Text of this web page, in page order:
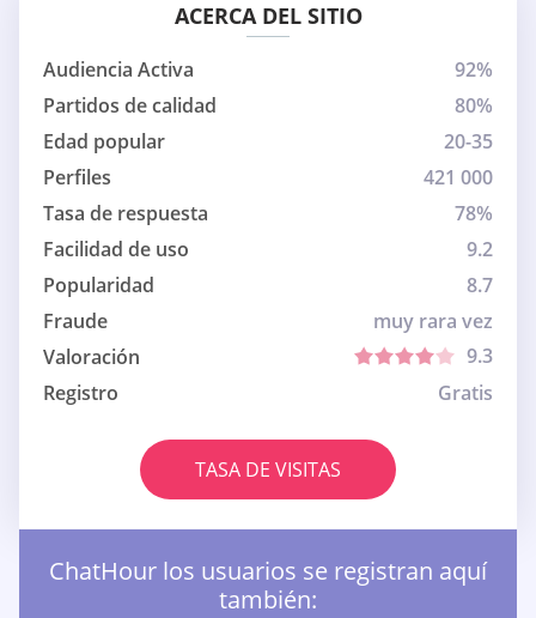
ACERCA DEL SITIO
Audiencia Activa
92%
Partidos de calidad
80%
Edad popular
20-35
Perfiles
421 000
Tasa de respuesta
78%
Facilidad de uso
9.2
Popularidad
8.7
Fraude
muy rara vez
Valoración
9.3
Registro
Gratis
TASA DE VISITAS
ChatHour los usuarios se registran aquí
también: